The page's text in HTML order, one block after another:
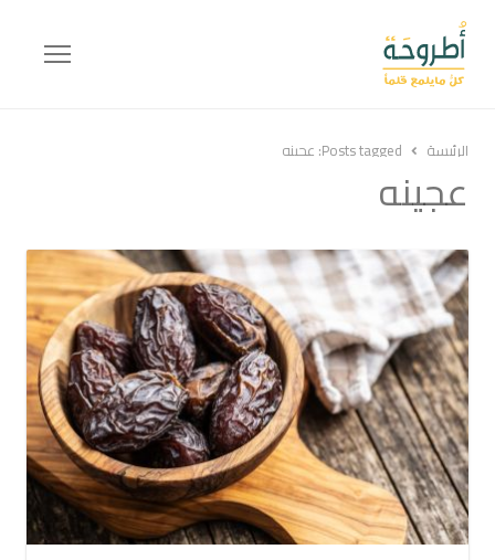
Menu
الرئيسة Posts tagged: عجينه
عجينه